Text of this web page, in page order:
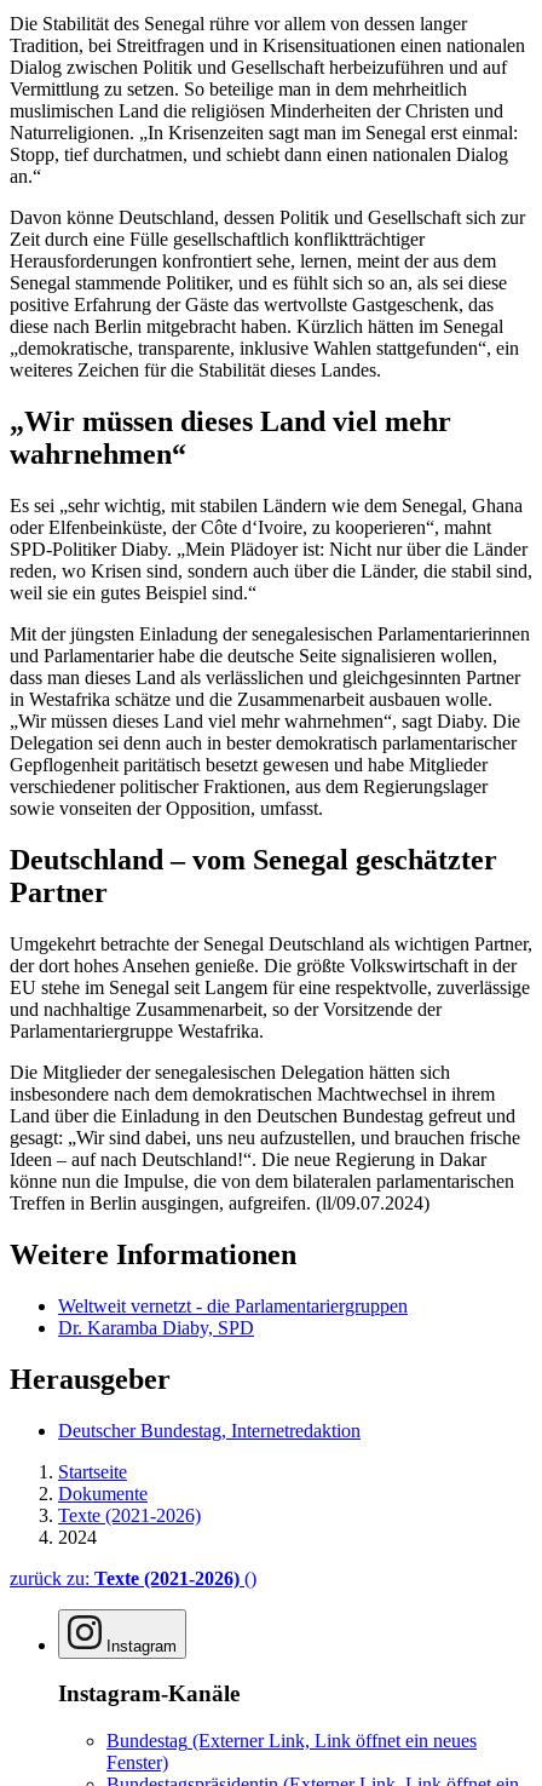
Die Stabilität des Senegal rühre vor allem von dessen langer
Tradition, bei Streitfragen und in Krisensituationen einen nationalen
Dialog zwischen Politik und Gesellschaft herbeizuführen und auf
Vermittlung zu setzen. So beteilige man in dem mehrheitlich
muslimischen Land die religiösen Minderheiten der Christen und
Naturreligionen. „In Krisenzeiten sagt man im Senegal erst einmal:
Stopp, tief durchatmen, und schiebt dann einen nationalen Dialog
an.“
Davon könne Deutschland, dessen Politik und Gesellschaft sich zur
Zeit durch eine Fülle gesellschaftlich konfliktträchtiger
Herausforderungen konfrontiert sehe, lernen, meint der aus dem
Senegal stammende Politiker, und es fühlt sich so an, als sei diese
positive Erfahrung der Gäste das wertvollste Gastgeschenk, das
diese nach Berlin mitgebracht haben. Kürzlich hätten im Senegal
„demokratische, transparente, inklusive Wahlen stattgefunden“, ein
weiteres Zeichen für die Stabilität dieses Landes.
„Wir müssen dieses Land viel mehr
wahrnehmen“
Es sei „sehr wichtig, mit stabilen Ländern wie dem Senegal, Ghana
oder Elfenbeinküste, derCôte d‘Ivoire, zu kooperieren“, mahnt
SPD-Politiker Diaby. „Mein Plädoyer ist: Nicht nur über die Länder
reden, wo Krisen sind, sondern auch über die Länder, die stabil sind,
weil sie ein gutes Beispiel sind.“
Mit der jüngsten Einladung der senegalesischen Parlamentarierinnen
und Parlamentarier habe die deutsche Seite signalisieren wollen,
dass man dieses Land als verlässlichen und gleichgesinnten Partner
in Westafrika schätze und die Zusammenarbeit ausbauen wolle.
„Wir müssen dieses Land viel mehr wahrnehmen“, sagt Diaby. Die
Delegation sei denn auch in bester demokratisch parlamentarischer
Gepflogenheit paritätisch besetzt gewesen und habe Mitglieder
verschiedener politischer Fraktionen, aus dem Regierungslager
sowie vonseiten der Opposition, umfasst.
Deutschland–vom Senegal geschätzter
Partner
Umgekehrt betrachte der Senegal Deutschland als wichtigen Partner,
der dort hohes Ansehen genieße. Die größte Volkswirtschaft in der
EU stehe im Senegal seit Langem für eine respektvolle, zuverlässige
und nachhaltige Zusammenarbeit, so der Vorsitzende der
Parlamentariergruppe Westafrika.
Die Mitglieder der senegalesischen Delegation hätten sich
insbesondere nach dem demokratischen Machtwechsel in ihrem
Land über die Einladung in den Deutschen Bundestag gefreut und
gesagt: „Wir sind dabei, uns neu aufzustellen, und brauchen frische
Ideen – auf nach Deutschland!“. Die neue Regierung in Dakar
könne nun die Impulse, die von dem bilateralen parlamentarischen
Treffen in Berlin ausgingen, aufgreifen. (ll/09.07.2024)
Weitere Informationen
Weltweit vernetzt - die Parlamentariergruppen
Dr. Karamba Diaby, SPD
Herausgeber
Deutscher Bundestag, Internetredaktion
Startseite
Dokumente
Texte (2021-2026)
2024
zurück zu: Texte (2021-2026) ()
Instagram
Instagram-Kanäle
Bundestag (Externer Link, Link öffnet ein neues
Fenster)